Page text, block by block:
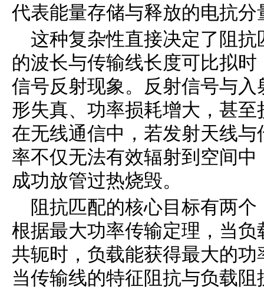
代表能量存储与释放的电抗
这种复杂性直接决定了阻
的波长与传输线长度可比拟
信号反射现象。反射信号与
形失真、功率损耗增大，甚
在无线通信中，若发射天线
率不仅无法有效辐射到空间
成功放管过热烧毁。
阻抗匹配的核心目标有两
根据最大功率传输定理，当
共轭时，负载能获得最大的
当传输线的特征阻抗与负载